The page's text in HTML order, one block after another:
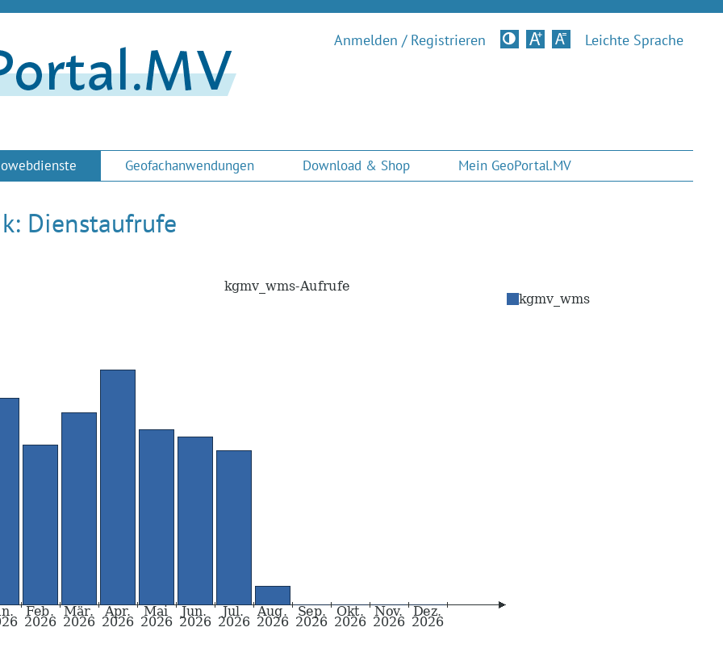
Anmelden / Registrieren KontrastversionLeichte Sprache
Geofachanwendungen Download & Shop Mein GeoPortal.MV
Dienstaufrufe